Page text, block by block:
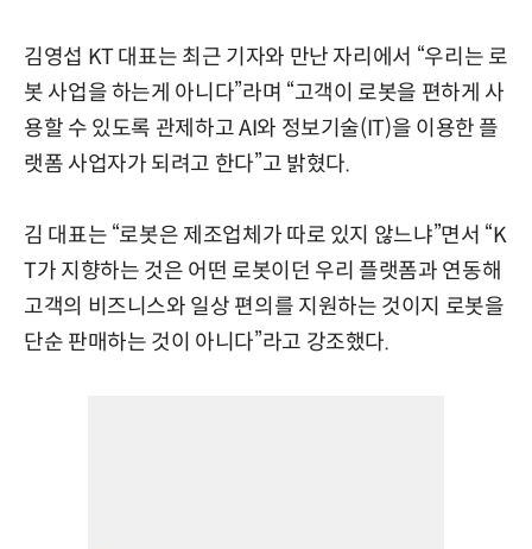
김영섭 KT 대표는 최근 기자와 만난 자리에서 “우리는 로
봇 사업을 하는게 아니다”라며 “고객이 로봇을 편하게 사
용할 수 있도록 관제하고 AI와 정보기술(IT)을 이용한 플
랫폼 사업자가 되려고 한다”고 밝혔다.
김 대표는 “로봇은 제조업체가 따로 있지 않느냐”면서 “K
T가 지향하는 것은 어떤 로봇이던 우리 플랫폼과 연동해
고객의 비즈니스와 일상 편의를 지원하는 것이지 로봇을
단순 판매하는 것이 아니다”라고 강조했다.